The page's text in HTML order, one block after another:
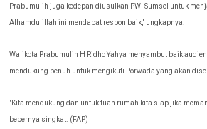
Prabumulih juga kedepan diusulkan PWI Sumsel untuk
Alhamdulillah ini mendapat respon baik," ungkapnya.
Walikota Prabumulih H Ridho Yahya menyambut baik
mendukung penuh untuk mengikuti Porwada yang akan
"Kita mendukung dan untuk tuan rumah kita siap jika
bebernya singkat. (FAP)